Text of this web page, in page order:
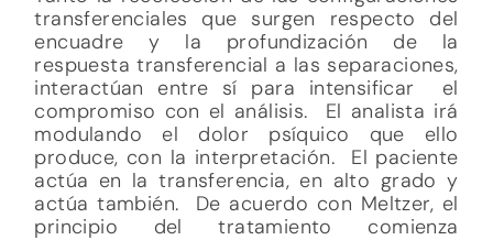
transferenciales que surgen respecto del
encuadre y la profundización de la
respuesta transferencial a las separaciones,
interactúan entre sí para intensificar el
compromiso con el análisis. El analista irá
modulando el dolor psíquico que ello
produce, con la interpretación. El paciente
actúa en la transferencia, en alto grado y
actúa también. De acuerdo con Meltzer, el
principio del tratamiento comienza